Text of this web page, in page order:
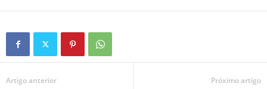
Artigo anterior Próximo artigo